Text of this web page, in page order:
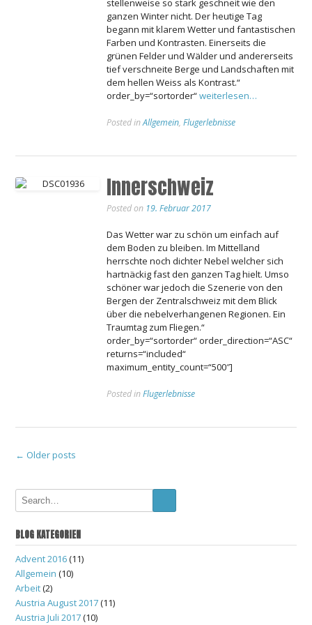
stellenweise so stark geschneit wie den
ganzen Winter nicht. Der heutige Tag
begann mit klarem Wetter und fantastischen
Farben und Kontrasten. Einerseits die
grünen Felder und Wälder und andererseits
tief verschneite Berge und Landschaften mit
dem hellen Weiss als Kontrast.“
order_by=“sortorder“weiterlesen…
Posted inAllgemein,Flugerlebnisse
Innerschweiz
Posted on 19. Februar 2017
Das Wetter war zu schön um einfach auf
dem Boden zu bleiben. Im Mittelland
herrschte noch dichter Nebel welcher sich
hartnäckig fast den ganzen Tag hielt. Umso
schöner war jedoch die Szenerie von den
Bergen der Zentralschweiz mit dem Blick
über die nebelverhangenen Regionen. Ein
Traumtag zum Fliegen.“
order_by=“sortorder“ order_direction=“ASC“
returns=“included“
maximum_entity_count=“500″]
Posted inFlugerlebnisse
Posts
navigation
← Older posts
BLOG KATEGORIEN
Advent 2016(11)
Allgemein (10)
Arbeit(2)
Austria August 2017(11)
Austria Juli 2017(10)